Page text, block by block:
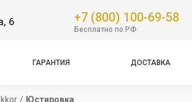
6 +7 (800) 100-69-58
Бесплатно по РФ
ГАРАНТИЯ ДОСТАВКА
/ Юстировка